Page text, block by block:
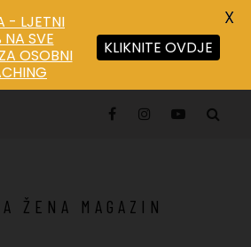
ŽENA MAGAZIN
- LJETNI
SVE
OSOBNI
KLIKNITE OVDJE
X